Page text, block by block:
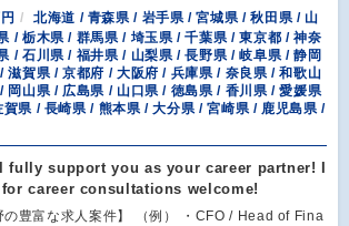
北海道 / 青森県 / 岩手県 / 宮城県 / 秋田県 / 山
/ 栃木県 / 群馬県 / 埼玉県 / 千葉県 / 東京都 / 神奈
/ 石川県 / 福井県 / 山梨県 / 長野県 / 岐阜県 / 静岡
滋賀県 / 京都府 / 大阪府 / 兵庫県 / 奈良県 / 和歌山
岡山県 / 広島県 / 山口県 / 徳島県 / 香川県 / 愛媛県
県 / 長崎県 / 熊本県 / 大分県 / 宮崎県 / 鹿児島県 /
fully support you as your career partner! I
career consultations welcome!
の豊富な求人案件】 （例） ・CFO / Head of Fina